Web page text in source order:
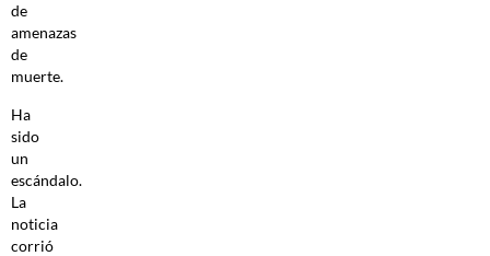
de
amenazas
de
muerte.
Ha
sido
un
escándalo.
La
noticia
corrió